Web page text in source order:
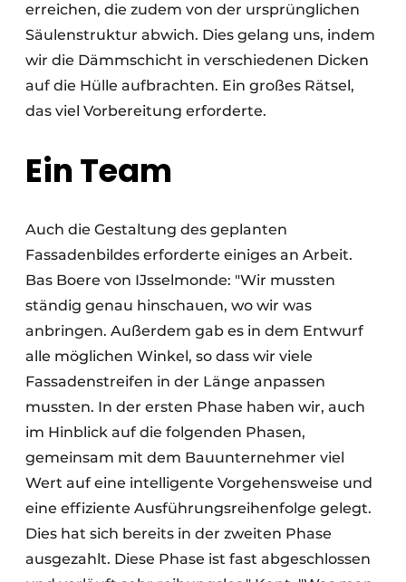
erreichen, die zudem von der ursprünglichen
Säulenstruktur abwich. Dies gelang uns, indem
wir die Dämmschicht in verschiedenen Dicken
auf die Hülle aufbrachten. Ein großes Rätsel,
das viel Vorbereitung erforderte.
Ein Team
Auch die Gestaltung des geplanten
Fassadenbildes erforderte einiges an Arbeit.
Bas Boere von IJsselmonde: "Wir mussten
ständig genau hinschauen, wo wir was
anbringen. Außerdem gab es in dem Entwurf
alle möglichen Winkel, so dass wir viele
Fassadenstreifen in der Länge anpassen
mussten. In der ersten Phase haben wir, auch
im Hinblick auf die folgenden Phasen,
gemeinsam mit dem Bauunternehmer viel
Wert auf eine intelligente Vorgehensweise und
eine effiziente Ausführungsreihenfolge gelegt.
Dies hat sich bereits in der zweiten Phase
ausgezahlt. Diese Phase ist fast abgeschlossen